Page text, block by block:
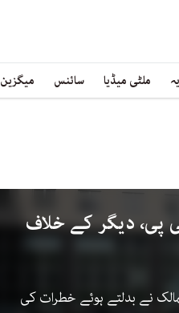
ملٹی میڈیا سائنس میگزین
پی، دیگر کے خلاف
نے بدلتے ہوئے خطرات کی